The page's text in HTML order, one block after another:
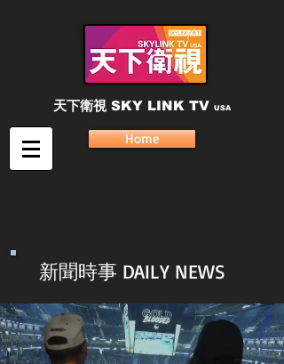
天下衛視 SKY LINK TV USA
Home
新聞時事 DAILY NEWS